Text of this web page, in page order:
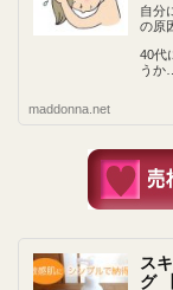
自分
の原
40代
うか…
maddonna.net
ス
グ